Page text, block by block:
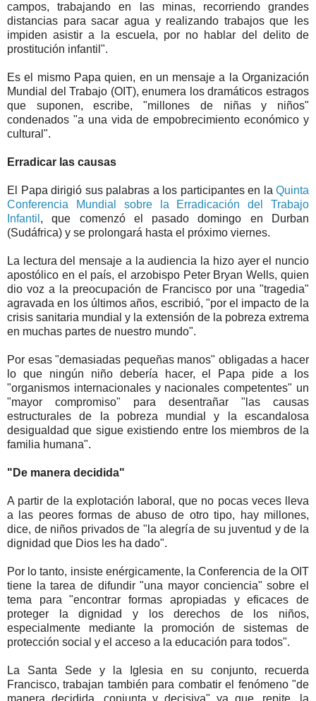
campos, trabajando en las minas, recorriendo grandes
distancias para sacar agua y realizando trabajos que les
impiden asistir a la escuela, por no hablar del delito de
prostitución infantil".
Es el mismo Papa quien, en un mensaje a la Organización
Mundial del Trabajo (OIT), enumera los dramáticos estragos
que suponen, escribe, "millones de niñas y niños"
condenados "a una vida de empobrecimiento económico y
cultural".
Erradicar las causas
El Papa dirigió sus palabras a los participantes en la Quinta
Conferencia Mundial sobre la Erradicación del Trabajo
Infantil , que comenzó el pasado domingo en Durban
(Sudáfrica) y se prolongará hasta el próximo viernes.
La lectura del mensaje a la audiencia la hizo ayer el nuncio
apostólico en el país, el arzobispo Peter Bryan Wells, quien
dio voz a la preocupación de Francisco por una "tragedia"
agravada en los últimos años, escribió, "por el impacto de la
crisis sanitaria mundial y la extensión de la pobreza extrema
en muchas partes de nuestro mundo".
Por esas "demasiadas pequeñas manos" obligadas a hacer
lo que ningún niño debería hacer, el Papa pide a los
"organismos internacionales y nacionales competentes" un
"mayor compromiso" para desentrañar "las causas
estructurales de la pobreza mundial y la escandalosa
desigualdad que sigue existiendo entre los miembros de la
familia humana".
"De manera decidida"
A partir de la explotación laboral, que no pocas veces lleva
a las peores formas de abuso de otro tipo, hay millones,
dice, de niños privados de "la alegría de su juventud y de la
dignidad que Dios les ha dado".
Por lo tanto, insiste enérgicamente, la Conferencia de la OIT
tiene la tarea de difundir "una mayor conciencia" sobre el
tema para "encontrar formas apropiadas y eficaces de
proteger la dignidad y los derechos de los niños,
especialmente mediante la promoción de sistemas de
protección social y el acceso a la educación para todos".
La Santa Sede y la Iglesia en su conjunto, recuerda
Francisco, trabajan también para combatir el fenómeno "de
manera decidida, conjunta y decisiva" ya que, repite, la